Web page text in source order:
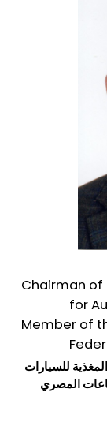
Chairman of
for
Member of
للسيارات
المصري